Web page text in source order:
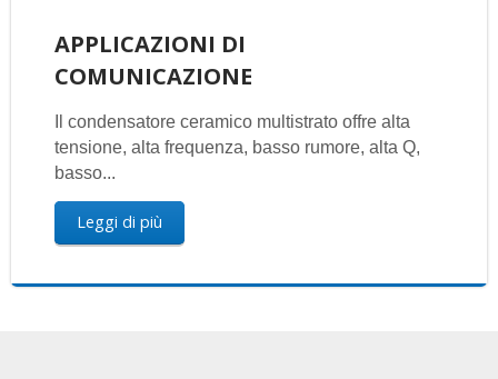
APPLICAZIONI DI
COMUNICAZIONE
Il condensatore ceramico multistrato offre alta
tensione, alta frequenza, basso rumore, alta Q,
basso...
Leggi di più